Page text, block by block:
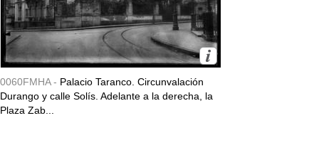
0060FMHA - Palacio Taranco. Circunvalación
Durango y calle Solís. Adelante a la derecha, la
Plaza Zab...